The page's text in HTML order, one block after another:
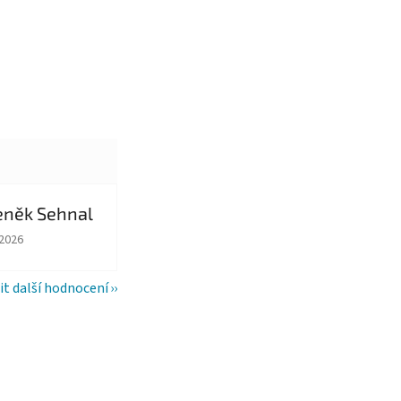
Sehnal
obchodu je 5 z 5 hvězdiček.
další hodnocení